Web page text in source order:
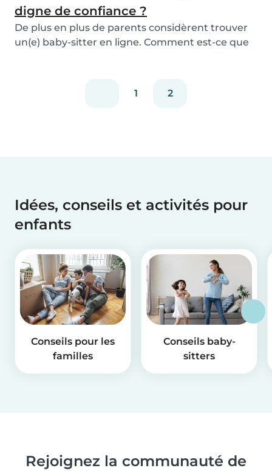
digne de confiance ?
De plus en plus de parents considèrent trouver
un(e) baby-sitter en ligne. Comment est-ce que
1 2
Idées, conseils et activités pour
enfants
Conseils pour les
familles
Conseils baby-
sitters
Rejoignez la communauté de